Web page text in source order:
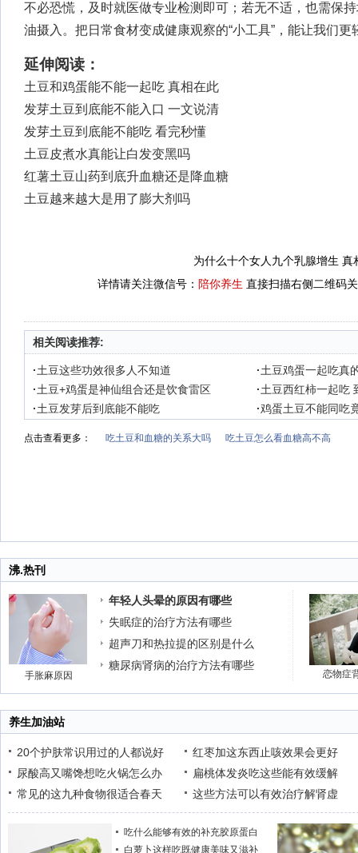
不必恐慌，及时就医做专业检测即可；若无不适，也需保
油摄入。把日常食材变成健康观察的“小工具”，能让我们
延伸阅读：
土豆和鸡蛋能不能一起吃 真相在此
发芽土豆到底能不能入口 一文说清
发芽土豆到底能不能吃 看完秒懂
土豆皮煮水真能让白发变黑吗
红薯土豆山药到底升血糖还是降血糖
土豆越来越大是用了膨大剂吗
为什么十个女人九个乳腺增生 真
详情请关注微信号： 陪你养生 直接扫描右侧二维码
相关阅读推荐:
·土豆这些功效很多人不知道 ·土豆鸡蛋一起吃真
·土豆+鸡蛋是神仙组合还是饮食雷区 ·土豆西红柿一起吃
·土豆发芽后到底能不能吃 ·鸡蛋土豆不能同吃
点击查看更多： 吃土豆和血糖的关系大吗 吃土豆怎么看血糖高不高
沸.热刊
手胀麻原因
年轻人头晕的原因有哪些
失眠症的治疗方法有哪些
超声刀和热拉提的区别是什么
糖尿病肾病的治疗方法有哪些
恋物症
养生加油站
20个护肤常识用过的人都说好
尿酸高又嘴馋想吃火锅怎么办
常见的这九种食物很适合春天
红枣加这东西止咳效果会更好
扁桃体发炎吃这些能有效缓解
这些方法可以有效治疗解肾虚
吃什么能够有效的补充胶原蛋白
白萝卜这样吃既健康美味又滋补